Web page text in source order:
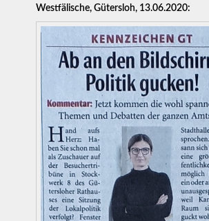
Westfälische, Gütersloh, 13.06.2020: